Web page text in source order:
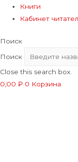
Книги
Кабинет
Поиск
Поиск
Close this search box.
0,00 ₽ 0 Корзина